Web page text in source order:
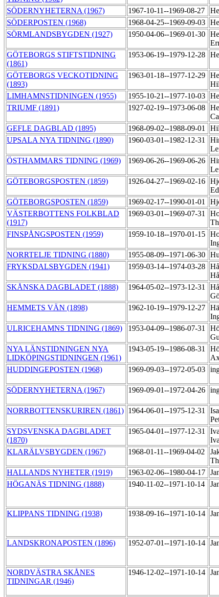
SÖDERNYHETERNA (1967)
1967-10-11--1969-08-27
SÖDERPOSTEN (1968)
1968-04-25--1969-09-03
SÖRMLANDSBYGDEN (1927)
1950-04-06--1969-01-30
GÖTEBORGS STIFTSTIDNING
(1861)
1953-06-19--1979-12-28
GÖTEBORGS VECKOTIDNING
(1893)
1963-01-18--1977-12-29
LIMHAMNSTIDNINGEN (1955)
1955-10-21--1977-10-03
TRIUMF (1891)
1927-02-19--1973-06-08
GEFLE DAGBLAD (1895)
1968-09-02--1988-09-01
UPSALA NYA TIDNING (1890)
1960-03-01--1982-12-31
ÖSTHAMMARS TIDNING (1969)
1969-06-26--1969-06-26
GÖTEBORGSPOSTEN (1859)
1926-04-27--1969-02-16
GÖTEBORGSPOSTEN (1859)
1969-02-17--1990-01-01
VÄSTERBOTTENS FOLKBLAD
(1917)
1969-03-01--1969-07-31
FINSPÅNGSPOSTEN (1959)
1959-10-18--1970-01-15
NORRTELJE TIDNING (1880)
1955-08-09--1971-06-30
FRYKSDALSBYGDEN (1941)
1959-03-14--1974-03-28
SKÅNSKA DAGBLADET (1888)
1964-05-02--1973-12-31
HEMMETS VÄN (1898)
1962-10-19--1979-12-27
ULRICEHAMNS TIDNING (1869)
1953-04-09--1986-07-31
NYA LÄNSTIDNINGEN NYA
LIDKÖPINGSTIDNINGEN (1961)
1943-05-19--1986-08-31
HUDDINGEPOSTEN (1968)
1969-09-03--1972-05-03
SÖDERNYHETERNA (1967) 1969-09-01--1972-04-26
NORRBOTTENSKURIREN (1861) 1964-06-01--1975-12-31
SYDSVENSKA DAGBLADET
(1870)
1965-04-01--1977-12-31
KLARÄLVSBYGDEN (1967)
1968-01-11--1969-04-02
HALLANDS NYHETER (1919)
1963-02-06--1980-04-17
HÖGANÄS TIDNING (1888)
1940-11-02--1971-10-14
KLIPPANS TIDNING (1938) 1938-09-16--1971-10-14
LANDSKRONAPOSTEN (1896) 1952-07-01--1971-10-14
NORDVÄSTRA SKÅNES
TIDNINGAR (1946)
1946-12-02--1971-10-14